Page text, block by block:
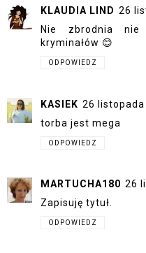
KLAUDIA LIND 26
Nie zbrodnia
kryminałów 😊
ODPOWIEDZ
KASIEK 26 listopada
torba jest mega
ODPOWIEDZ
MARTUCHA180 26
Zapisuję tytuł.
ODPOWIEDZ